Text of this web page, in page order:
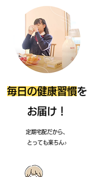
毎日の健康習慣を
お届け！
定期宅配だから、
とっても楽ちん♪